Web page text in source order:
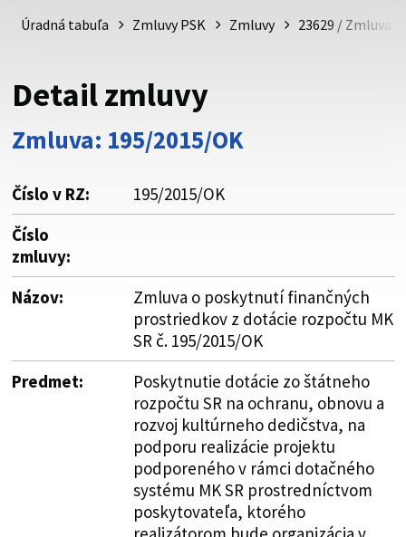
psk.sk.
Buďte pozorní a vždy sa uistite, že zdieľate informácie iba
cez zabezpečenú webovú stránku. Zabezpečená stránka
vždy začína https:// pred názvom domény webového sídla.
Úradná tabuľa Zmluvy PSK Zmluvy 23629 / Zmluva
Detail zmluvy
Zmluva: 195/2015/OK
Číslo v RZ:
195/2015/OK
Číslo
zmluvy:
Názov:
Zmluva o poskytnutí finančných
prostriedkov z dotácie rozpočtu MK
SR č. 195/2015/OK
Predmet:
Poskytnutie dotácie zo štátneho
rozpočtu SR na ochranu, obnovu a
rozvoj kultúrneho dedičstva, na
podporu realizácie projektu
podporeného v rámci dotačného
systému MK SR prostredníctvom
poskytovateľa, ktorého